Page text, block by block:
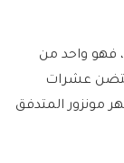
فهو واحد من
عشرات
مونزور المتدفق